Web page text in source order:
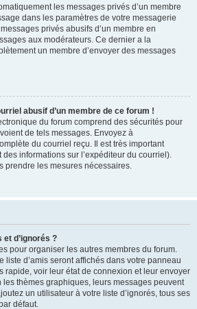
les messages privés d’un membre
dans les paramètres de votre messagerie
privés abusifs d’un membre en
aux modérateurs. Ce dernier a la
un membre d’envoyer des messages
abusif d’un membre de ce forum !
du forum comprend des sécurités pour
de tels messages. Envoyez à
du courriel reçu. Il est très important
des informations sur l’expéditeur du courriel).
prendre les mesures nécessaires.
et d’ignorés ?
pour organiser les autres membres du forum.
liste d’amis seront affichés dans votre panneau
rapide, voir leur état de connexion et leur envoyer
thèmes graphiques, leurs messages peuvent
un utilisateur à votre liste d’ignorés, tous ses
défaut.